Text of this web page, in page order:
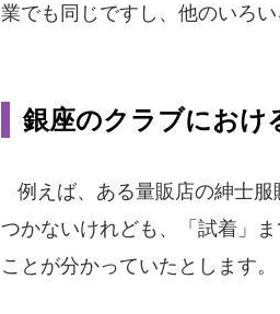
業でも同じですし、他のいろ
銀座のクラブにおけ
例えば、ある量販店の紳士
つかないけれども、「試着」
ことが分かっていたとします。